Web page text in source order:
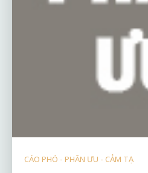
CÁO PHÓ - PHÂN ƯU - CẢM TẠ